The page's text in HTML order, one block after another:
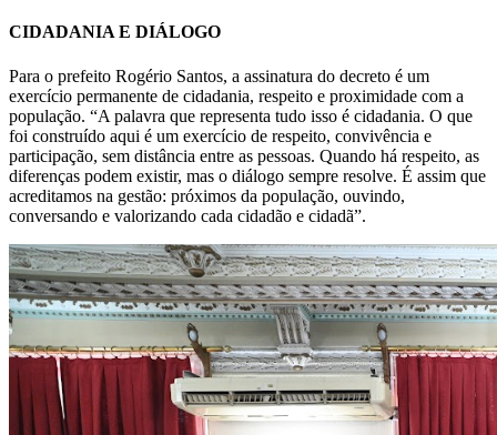
CIDADANIA E DIÁLOGO
Para o prefeito Rogério Santos, a assinatura do decreto é um
exercício permanente de cidadania, respeito e proximidade com a
população. “A palavra que representa tudo isso é cidadania. O que
foi construído aqui é um exercício de respeito, convivência e
participação, sem distância entre as pessoas. Quando há respeito, as
diferenças podem existir, mas o diálogo sempre resolve. É assim que
acreditamos na gestão: próximos da população, ouvindo,
conversando e valorizando cada cidadão e cidadã”.